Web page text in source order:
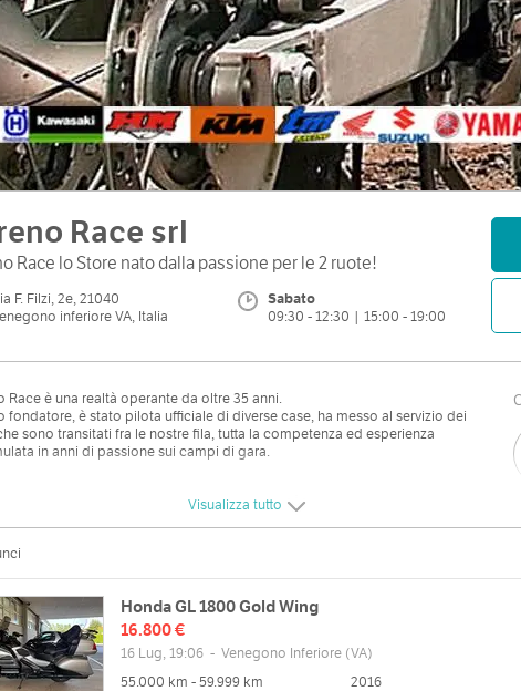
Race srl
Race lo Store nato dalla passione per le 2 ruote!
F. Filzi, 2e, 21040
inferiore VA, Italia
Sabato
09:30 - 12:30 | 15:00 - 19:00
Race è una realtà operante da oltre 35 anni.
fondatore, è stato pilota ufficiale di diverse case, ha messo al servizio dei
sono transitati fra le nostre fila, tutta la competenza ed esperienza
in anni di passione sui campi di gara.
Visualizza tutto
Honda GL 1800 Gold Wing
16.800 €
16 Lug, 19:06 - Venegono Inferiore (VA)
55.000 km - 59.999 km
2016